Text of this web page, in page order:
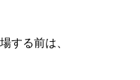
する前は、